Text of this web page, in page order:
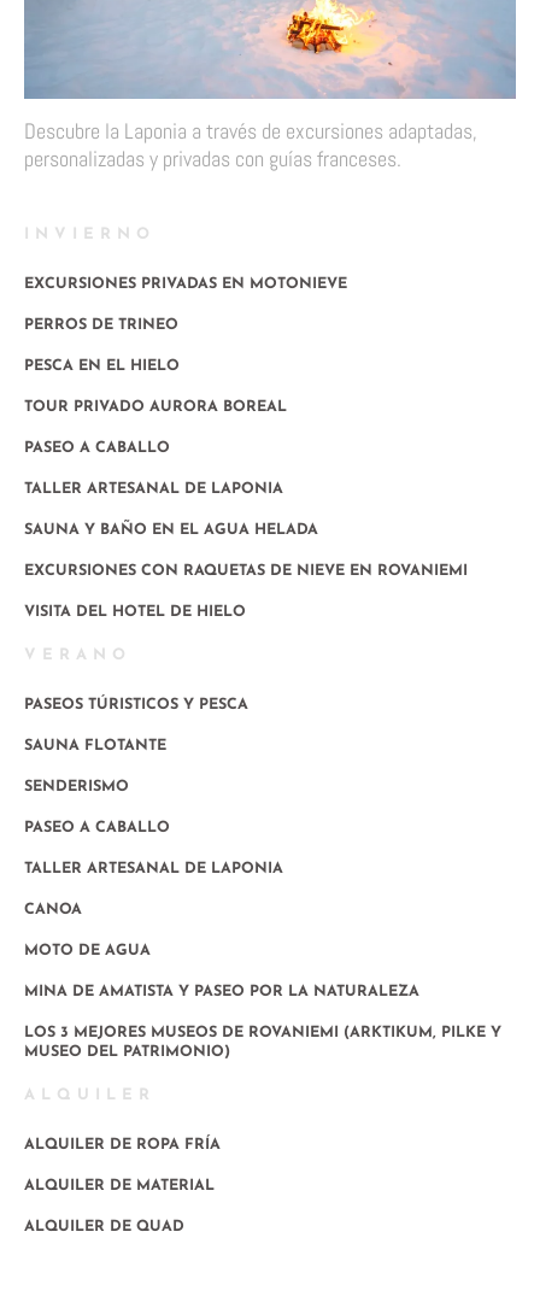
Descubre la Laponia a través de excursiones adaptadas,
personalizadas y privadas con guías franceses.
INVIERNO
EXCURSIONES PRIVADAS EN MOTONIEVE
PERROS DE TRINEO
PESCA EN EL HIELO
TOUR PRIVADO AURORA BOREAL
PASEO A CABALLO
TALLER ARTESANAL DE LAPONIA
SAUNA Y BAÑO EN EL AGUA HELADA
EXCURSIONES CON RAQUETAS DE NIEVE EN ROVANIEMI
VISITA DEL HOTEL DE HIELO
VERANO
PASEOS TÚRISTICOS Y PESCA
SAUNA FLOTANTE
SENDERISMO
PASEO A CABALLO
TALLER ARTESANAL DE LAPONIA
CANOA
MOTO DE AGUA
MINA DE AMATISTA Y PASEO POR LA NATURALEZA
LOS 3 MEJORES MUSEOS DE ROVANIEMI (ARKTIKUM, PILKE Y
MUSEO DEL PATRIMONIO)
ALQUILER
ALQUILER DE ROPA FRÍA
ALQUILER DE MATERIAL
ALQUILER DE QUAD